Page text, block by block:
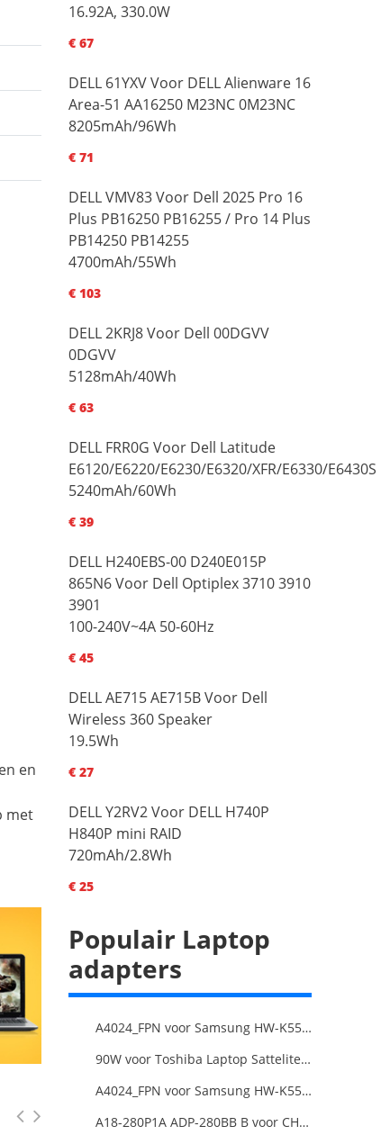
en
met
16.92A, 330.0W
€ 67
DELL 61YXV Voor DELL Alienware 16
Area-51 AA16250 M23NC 0M23NC
8205mAh/96Wh
€ 71
DELL VMV83 Voor Dell 2025 Pro 16
Plus PB16250 PB16255 / Pro 14 Plus
PB14250 PB14255
4700mAh/55Wh
€ 103
DELL 2KRJ8 Voor Dell 00DGVV
0DGVV
5128mAh/40Wh
€ 63
DELL FRR0G Voor Dell Latitude
E6120/E6220/E6230/E6320/XFR/E6330/E6430S
5240mAh/60Wh
€ 39
DELL H240EBS-00 D240E015P
865N6 Voor Dell Optiplex 3710 3910
3901
100-240V~4A 50-60Hz
€ 45
DELL AE715 AE715B Voor Dell
Wireless 360 Speaker
19.5Wh
€ 27
DELL Y2RV2 Voor DELL H740P
H840P mini RAID
720mAh/2.8Wh
€ 25
Populair Laptop
adapters
A4024_FPN voor Samsung HW-K550/ZA HW-K550 hw-K650 Soundbar
90W voor Toshiba Laptop Sattelite L300D
A4024_FPN voor Samsung HW-K550/ZA HW-K550 hw-K650 Soundbar
A18-280P1A ADP-280BB B voor CHICONY MSIGE66 X170SMG, MSI GE66 GE76